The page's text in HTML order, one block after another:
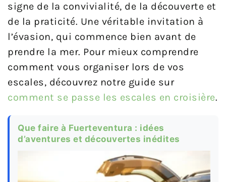
signe de la convivialité, de la découverte et
de la praticité. Une véritable invitation à
l’évasion, qui commence bien avant de
prendre la mer. Pour mieux comprendre
comment vous organiser lors de vos
escales, découvrez notre guide sur
comment se passe les escales en croisière.
Que faire à Fuerteventura : idées
d’aventures et découvertes inédites